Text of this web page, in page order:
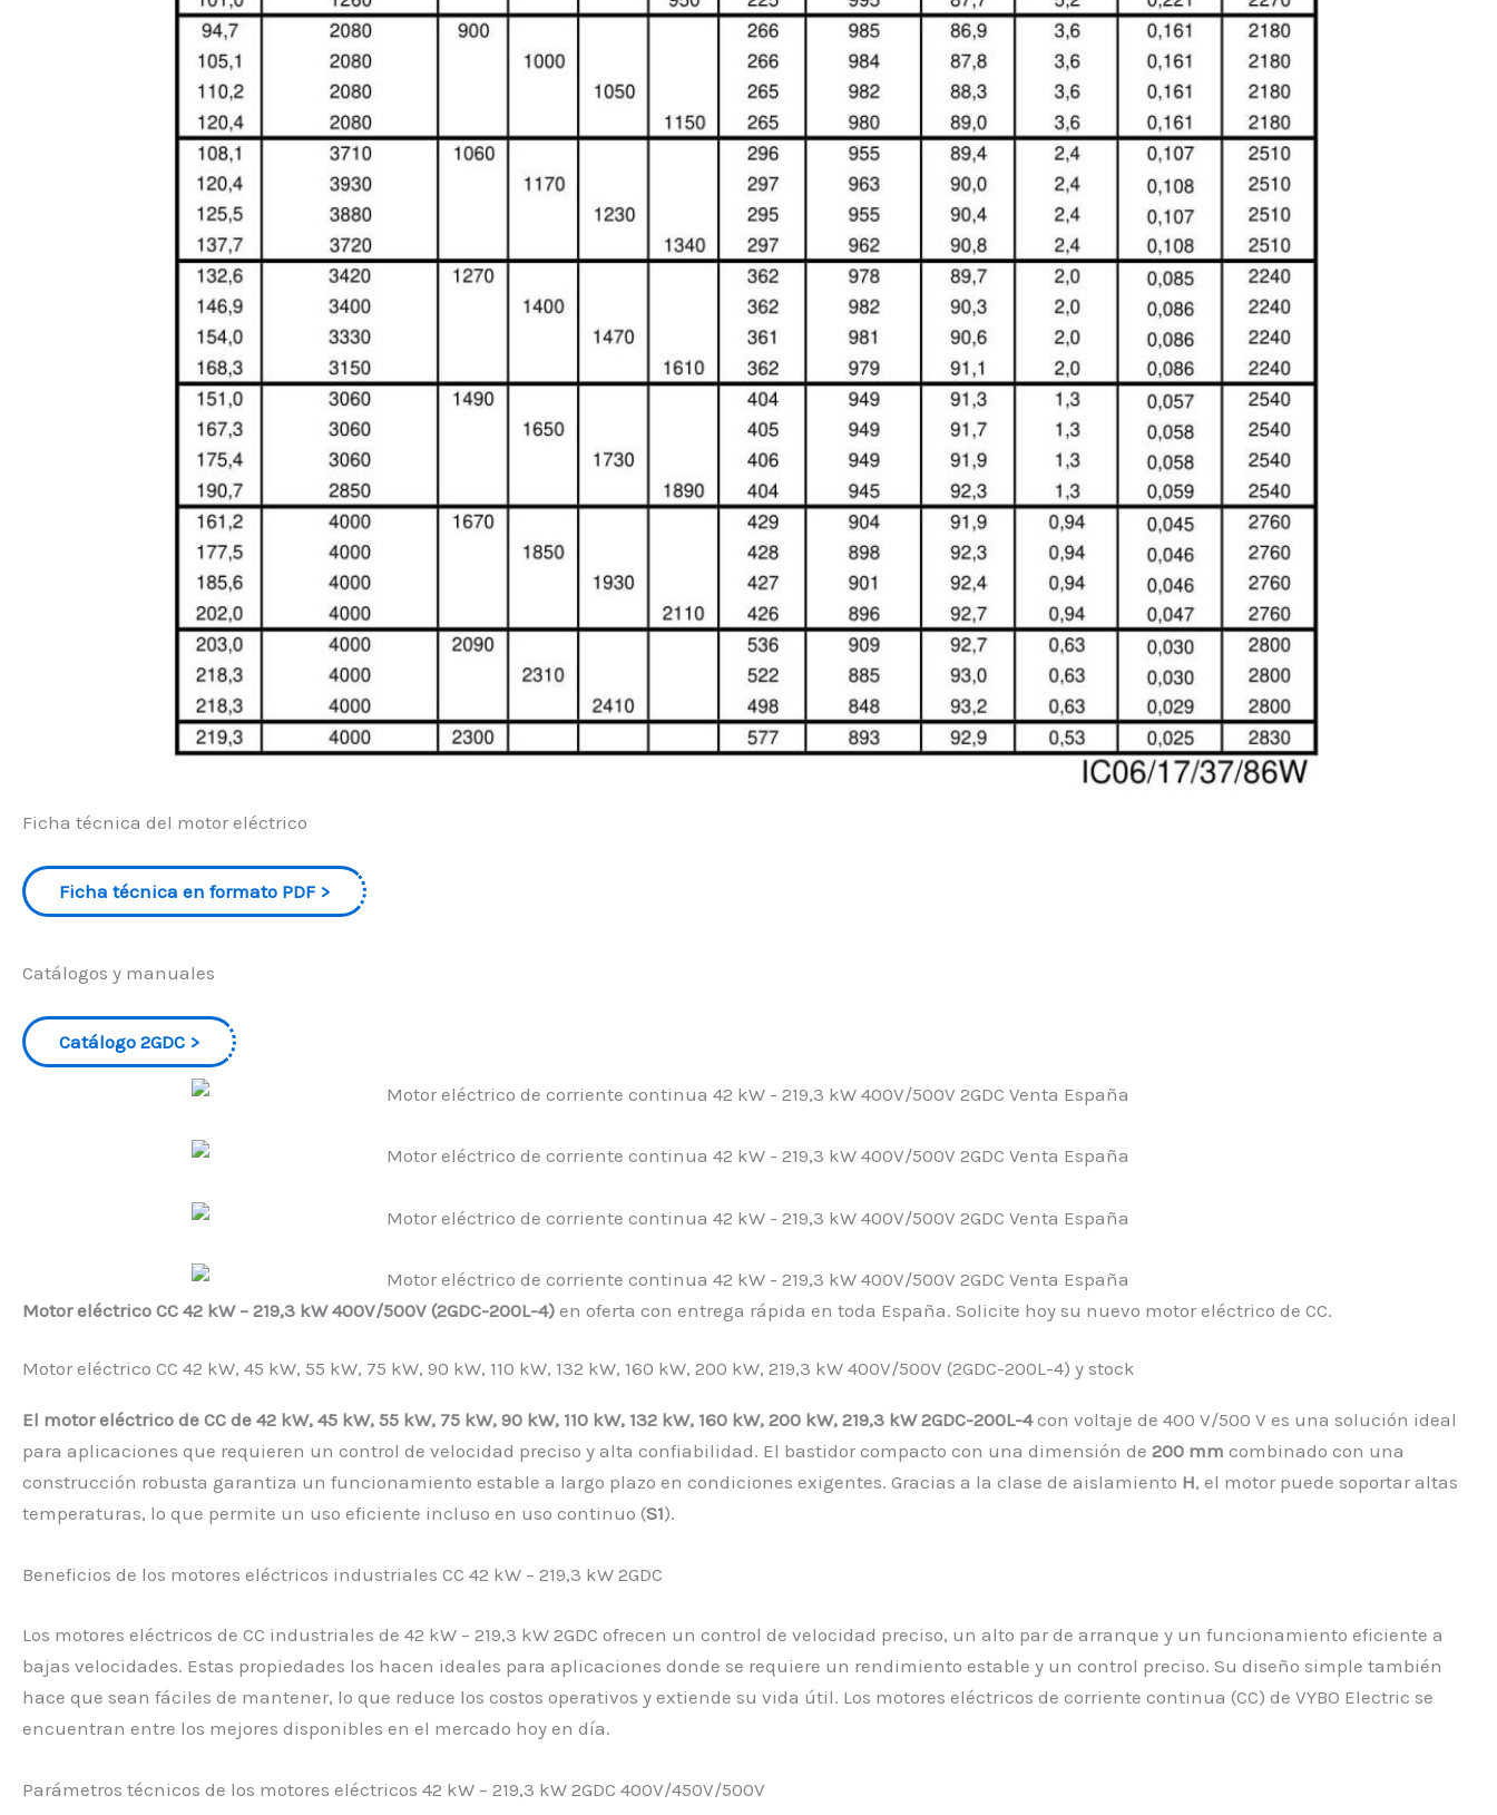
Ficha técnica del motor eléctrico
Ficha técnica en formato PDF
Catálogos y manuales
Catálogo 2GDC
Motor eléctrico CC 42 kW – 219,3 kW 400V/500V (2GDC-200L-4) en oferta con entrega rápida en toda España. Solicite hoy su nuevo motor eléctrico de CC.
Motor eléctrico CC 42 kW, 45 kW, 55 kW, 75 kW, 90 kW, 110 kW, 132 kW, 160 kW, 200 kW, 219,3 kW 400V/500V (2GDC-200L-4) y stock
El motor eléctrico de CC de 42 kW, 45 kW, 55 kW, 75 kW, 90 kW, 110 kW, 132 kW, 160 kW, 200 kW, 219,3 kW 2GDC-200L-4con voltaje de 400 V/500 V es una solución ideal
para aplicaciones que requieren un control de velocidad preciso y alta confiabilidad. El bastidor compacto con una dimensión de 200 mm combinado con una
construcción robusta garantiza un funcionamiento estable a largo plazo en condiciones exigentes. Gracias a la clase de aislamiento H, el motor puede soportar altas
temperaturas, lo que permite un uso eficiente incluso en uso continuo (S1).
Beneficios de los motores eléctricos industriales CC 42 kW – 219,3 kW 2GDC
Los motores eléctricos de CC industriales de 42 kW – 219,3 kW 2GDC ofrecen un control de velocidad preciso, un alto par de arranque y un funcionamiento eficiente a
bajas velocidades. Estas propiedades los hacen ideales para aplicaciones donde se requiere un rendimiento estable y un control preciso. Su diseño simple también
hace que sean fáciles de mantener, lo que reduce los costos operativos y extiende su vida útil. Los motores eléctricos de corriente continua (CC) de VYBO Electric se
encuentran entre los mejores disponibles en el mercado hoy en día.
Parámetros técnicos de los motores eléctricos 42 kW – 219,3 kW 2GDC 400V/450V/500V